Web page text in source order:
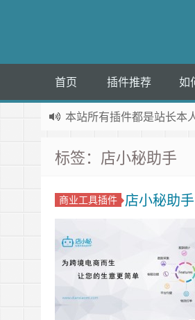
首页 插件推荐 如
本站所有插件都是站长本
标签：店小秘助手
商业工具插件 店小秘助手